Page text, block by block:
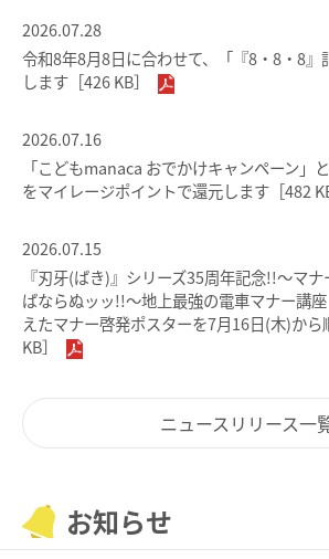
バリアフリー情報
自動券売機・精算機
名鉄出札係員配置駅のご案内
線路の近接工事
乗車券・運賃の案内
きっぷ
名鉄定期券web予約サービス
特別車両券（ミューチケット）
乗車券の正しいご利用方法
手回り品
manacaにチャージする
manaca取扱窓口
鉄道・バスで使う
ご利用いただけるエリア
鉄道での使い方
鉄道の運賃計算
きっぷを購入する
バスで使う
バスでの使い方
バスの運賃計算
2026.07.28
令和8年8月8日に合わせて、「『8・8・8』
します［426 KB］
2026.07.16
「こどもmanaca おでかけキャンペーン」
をマイレージポイントで還元します［482
2026.07.15
『刃牙(ばき)』シリーズ35周年記念!!～マ
ばならぬッッ!!～地上最強の電車マナー講
えたマナー啓発ポスターを7月16日(木)か
KB］
ニュースリリース一
お知らせ